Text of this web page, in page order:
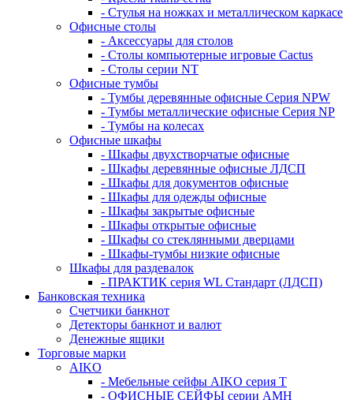
- Стулья на ножках и металлическом каркасе
Офисные столы
- Аксессуары для столов
- Столы компьютерные игровые Cactus
- Столы серии NT
Офисные тумбы
- Тумбы деревянные офисные Серия NPW
- Тумбы металлические офисные Серия NP
- Тумбы на колесах
Офисные шкафы
- Шкафы двухстворчатые офисные
- Шкафы деревянные офисные ЛДСП
- Шкафы для документов офисные
- Шкафы для одежды офисные
- Шкафы закрытые офисные
- Шкафы открытые офисные
- Шкафы со стеклянными дверцами
- Шкафы-тумбы низкие офисные
Шкафы для раздевалок
- ПРАКТИК серия WL Стандарт (ЛДСП)
Банковская техника
Счетчики банкнот
Детекторы банкнот и валют
Денежные ящики
Торговые марки
AIKO
- Мебельные сейфы AIKO серия Т
- ОФИСНЫЕ СЕЙФЫ серии AMH